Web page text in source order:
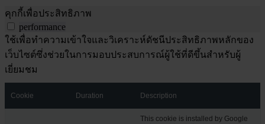
คุกกี้เพื่อประสิทธิภาพ
performance
ใช้เพื่อทำความเข้าใจและวิเคราะห์ดัชนีประสิทธิภาพหลักของ
เว็บไซต์ซึ่งช่วยในการมอบประสบการณ์ผู้ใช้ที่ดีขึ้นสำหรับผู้
เยี่ยมชม
Cookie Duration Description
This cookie is installed by Google